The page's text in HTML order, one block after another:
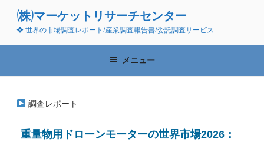
ン
(株)マーケットリサーチセンター
❖ 世界の市場調査レポート/産業調査報告書/委託調査サービス
メニュー
調査レポート
重量物用ドローンモーターの世界市場2026：